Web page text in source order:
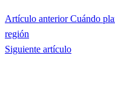
Artículo anteriorCuándo
región
Siguiente artículo